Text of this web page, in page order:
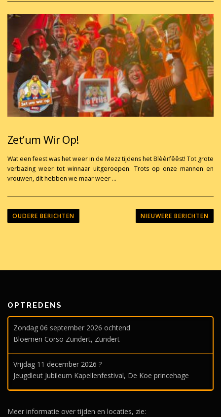
Zet’um Wir Op!
Wat een feest was het weer in de Mezz tijdens het Blèèrfêêst! Tot grote
verbazing weer tot winnaar uitgeroepen. Trots op onze mannen en
vrouwen, dit hebben we maar weer …
e
n
n
i
a
t
i
OUDERE BERICHTEN NIEUWERE BERICHTEN
OPTREDENS
Zondag 06 september 2026 ochtend
Bloemen Corso Zundert, Zundert
Vrijdag 11 december 2026 ?
Jeugdleut Jubileum Kapellenfestival, De Koe princehage
Meer informatie over tijden en locaties, zie: